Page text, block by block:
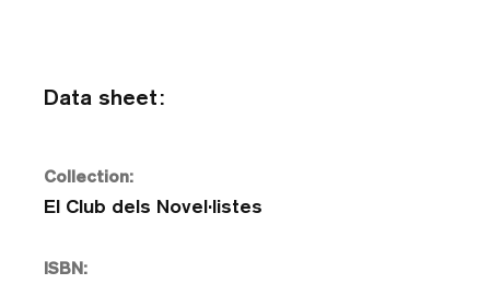
Data sheet:
Collection:
El Club dels Novel·listes
ISBN: